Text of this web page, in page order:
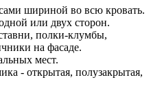
шириной во всю кровать.
или двух сторон.
полки-клумбы,
на фасаде.
мест.
- открытая, полузакрытая,